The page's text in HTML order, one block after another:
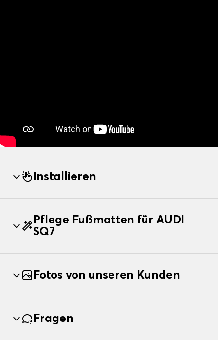
Installieren
Pflege Fußmatten für AUDI
SQ7
Fotos von unseren Kunden
Fragen